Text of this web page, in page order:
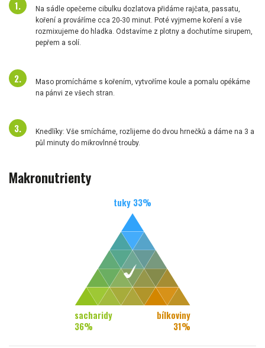
Na sádle opečeme cibulku dozlatova přidáme rajčata, passatu,
koření a prováříme cca 20-30 minut. Poté vyjmeme koření a vše
rozmixujeme do hladka. Odstavíme z plotny a dochutíme sirupem,
pepřem a solí.
Maso promícháme s kořením, vytvoříme koule a pomalu opékáme
na pánvi ze všech stran.
Knedlíky: Vše smícháme, rozlijeme do dvou hrnečků a dáme na 3 a
půl minuty do mikrovlnné trouby.
Makronutrienty
tuky 33%
sacharidy
36%
bílkoviny
31%